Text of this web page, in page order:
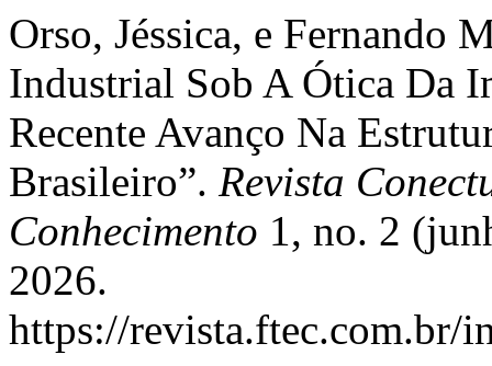
Orso, Jéssica, e Fernando
Industrial Sob A Ótica Da
Recente Avanço Na
Brasileiro”. Revista
Conhecimento 1, no. 2
2026.
https://revista.ftec.com.br/